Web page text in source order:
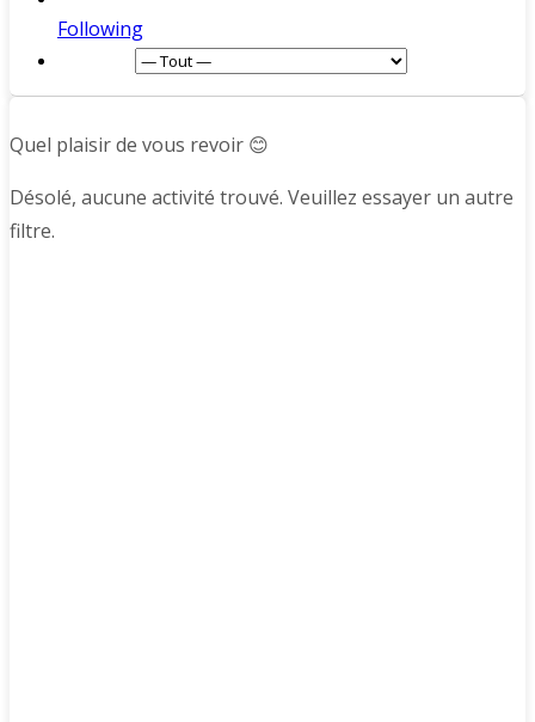
Following
Quel plaisir de vous revoir 😊
Désolé, aucune activité trouvé. Veuillez essayer un autre
filtre.